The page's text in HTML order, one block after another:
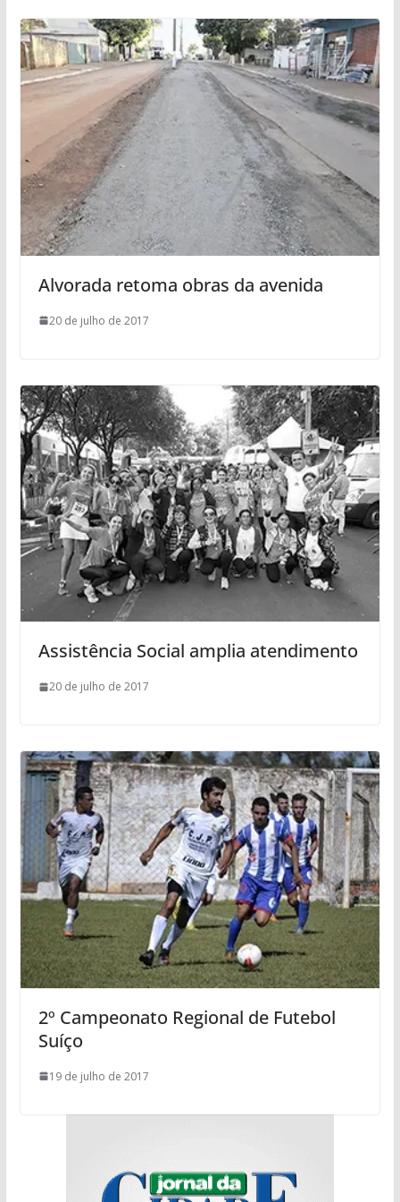
Alvorada retoma obras da avenida
20 de julho de 2017
Assistência Social amplia atendimento
20 de julho de 2017
2º Campeonato Regional de Futebol
Suíço
19 de julho de 2017